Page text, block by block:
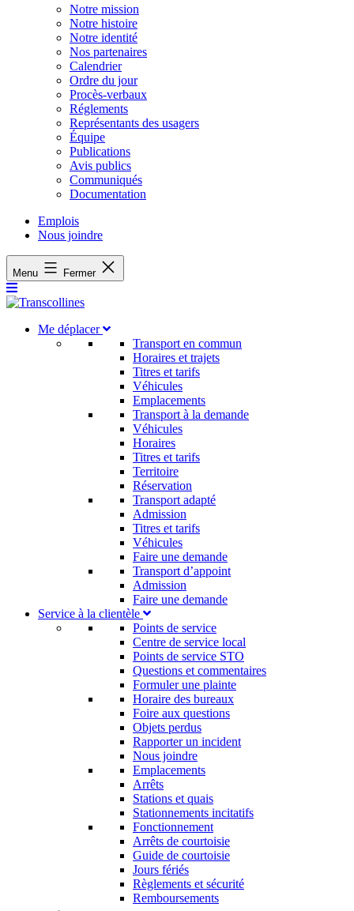
Notre mission
Notre histoire
Notre identité
Nos partenaires
Calendrier
Ordre du jour
Procès-verbaux
Réglements
Représentants des usagers
Équipe
Publications
Avis publics
Communiqués
Documentation
Emplois
Nous joindre
Menu Fermer
Me déplacer
Transport en commun
Horaires et trajets
Titres et tarifs
Véhicules
Emplacements
Transport à la demande
Véhicules
Horaires
Titres et tarifs
Territoire
Réservation
Transport adapté
Admission
Titres et tarifs
Véhicules
Faire une demande
Transport d’appoint
Admission
Faire une demande
Service à la clientèle
Points de service
Centre de service local
Points de service STO
Questions et commentaires
Formuler une plainte
Horaire des bureaux
Foire aux questions
Objets perdus
Rapporter un incident
Nous joindre
Emplacements
Arrêts
Stations et quais
Stationnements incitatifs​
Fonctionnement
Arrêts de courtoisie​
Guide de courtoisie
Jours fériés
Règlements et sécurité
Remboursements